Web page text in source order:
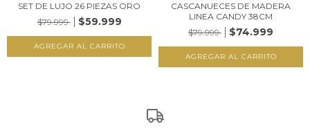
SET DE LUJO 26 PIEZAS ORO
$79.999
$59.999
CASCANUECES DE MADERA
LINEA CANDY 38CM
$79.999
$74.999